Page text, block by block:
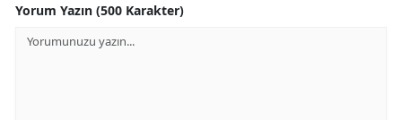
Yorum Yazın (500 Karakter)